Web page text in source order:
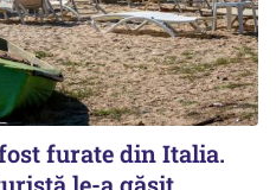
furate din Italia.